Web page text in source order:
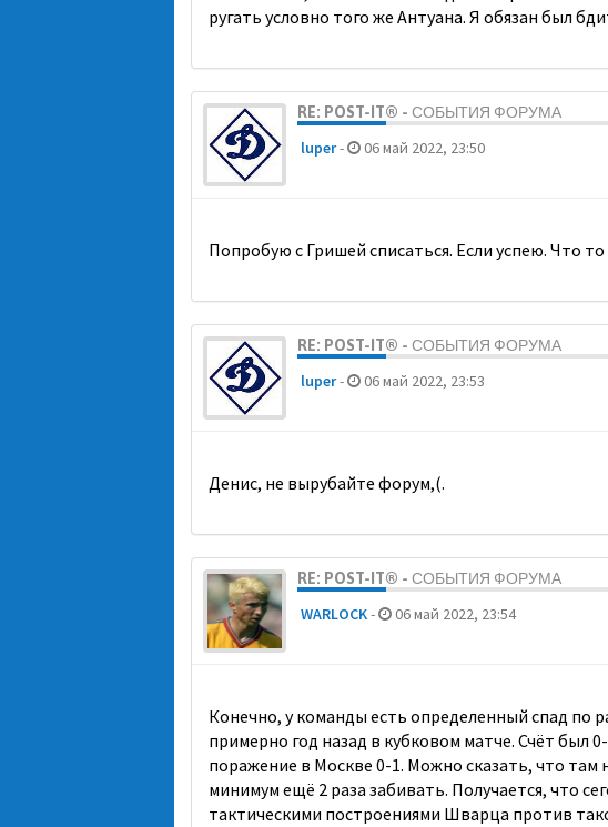
ругать условно того же Антуана. Я обязан был
RE: POST-IT® - СОБЫТИЯ ФОРУМА
luper- 06 май 2022, 23:50
Попробую с Гришей списаться. Если успею. Что то
RE: POST-IT® - СОБЫТИЯ ФОРУМА
luper- 06 май 2022, 23:53
Денис, не вырубайте форум,(.
RE: POST-IT® - СОБЫТИЯ ФОРУМА
WARLOCK- 06 май 2022, 23:54
Конечно, у команды есть определенный спад по
примерно год назад в кубковом матче. Счёт был
поражение в Москве 0-1. Можно сказать, что
минимум ещё 2 раза забивать. Получается, что
тактическими построениями Шварца против